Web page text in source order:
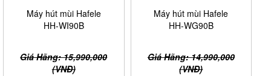
Máy hút mùi Hafele
HH-WI90B
Giá Hãng: 15,990,000
(VNĐ)
Máy hút mùi Hafele
HH-WG90B
Giá Hãng: 14,990,000
(VNĐ)